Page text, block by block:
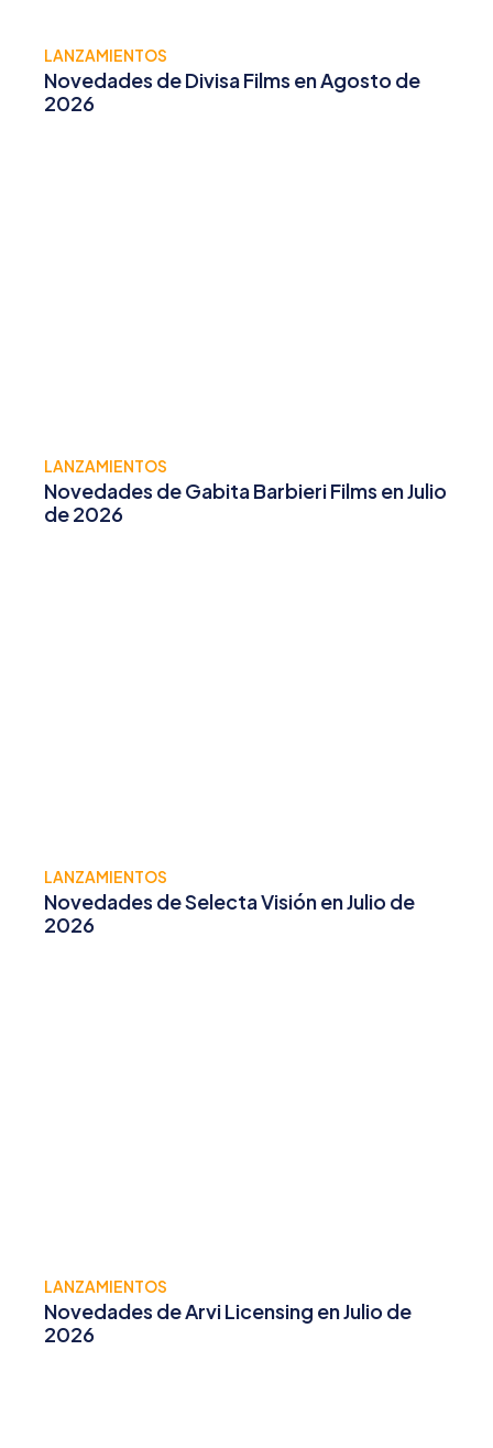
LANZAMIENTOS
Novedades de Divisa Films en Agosto de
2026
LANZAMIENTOS
Novedades de Gabita Barbieri Films en Julio
de 2026
LANZAMIENTOS
Novedades de Selecta Visión en Julio de
2026
LANZAMIENTOS
Novedades de Arvi Licensing en Julio de
2026